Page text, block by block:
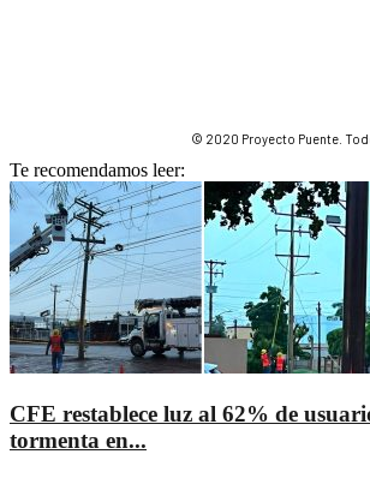
© 2020 Proyecto Puente.
Te recomendamos leer:
CFE restablece luz al 62% de
tormenta en...